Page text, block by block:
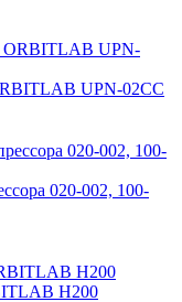
UPN-02CC
020-002, 100-
H200